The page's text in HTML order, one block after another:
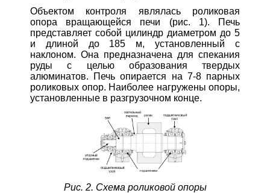
Объектом контроля являлась роликовая
опора вращающейся печи (рис. 1). Печь
представляет собой цилиндр диаметром до 5
и длиной до 185 м, установленный с
наклоном. Она предназначена для спекания
руды с целью образования твердых
алюминатов. Печь опирается на 7-8 парных
роликовых опор. Наиболее нагружены опоры,
установленные в разгрузочном конце.
Рис. 2. Схема роликовой опоры